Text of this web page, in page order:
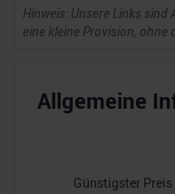
Hinweis: Unsere Links
eine kleine Provision, ohne
Allgemeine
Günstigster Preis